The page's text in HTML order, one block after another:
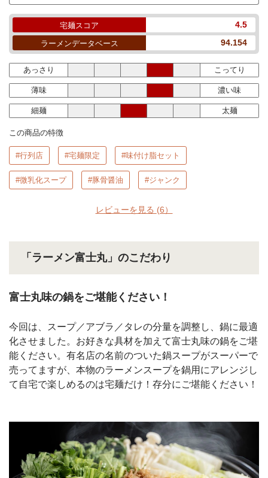
宅麺スコア 4.5
ラーメンデータベース 94.154
あっさり こってり
薄味 濃い味
細麺 太麺
この商品の特徴
#行列店 #宅麺限定 #味付け脂セット
#微乳化スープ #豚骨醤油 #ジャンク
レビューを見る (6）
「ラーメン富士丸」のこだわり
富士丸味の鍋をご堪能ください！
今回は、スープ／アブラ／タレの分量を調整し、鍋に最適
化させました。お好きな具材を加えて富士丸味の鍋をご堪
能ください。有名店の名前のついた鍋スープがスーパーで
売ってますが、本物のラーメンスープを鍋用にアレンジし
て自宅で楽しめるのは宅麺だけ！存分にご堪能ください！